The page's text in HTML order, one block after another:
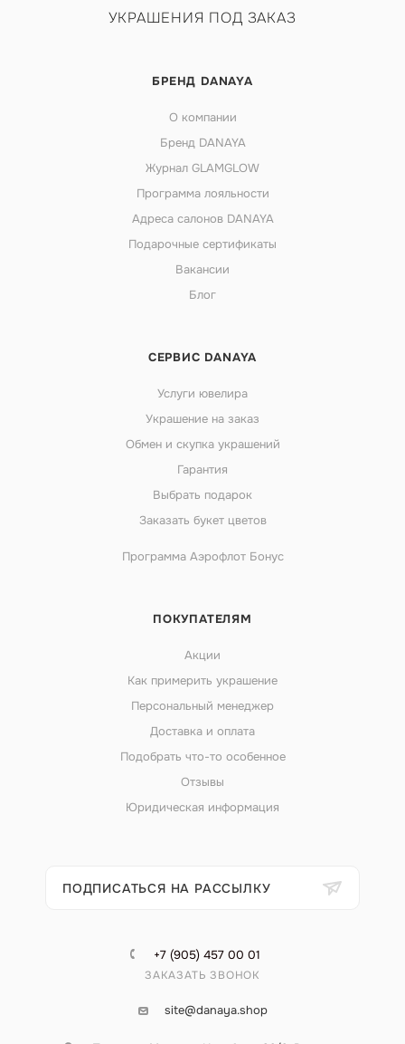
УКРАШЕНИЯ ПОД ЗАКАЗ
БРЕНД DANAYA
О компании
Бренд DANAYA
Журнал GLAMGLOW
Программа лояльности
Адреса салонов DANAYA
Подарочные сертификаты
Вакансии
Блог
СЕРВИС DANAYA
Услуги ювелира
Украшение на заказ
Обмен и скупка украшений
Гарантия
Выбрать подарок
Заказать букет цветов
Программа Аэрофлот Бонус
ПОКУПАТЕЛЯМ
Акции
Как примерить украшение
Персональный менеджер
Доставка и оплата
Подобрать что-то особенное
Отзывы
Юридическая информация
ПОДПИСАТЬСЯ НА РАССЫЛКУ
+7 (905) 457 00 01
ЗАКАЗАТЬ ЗВОНОК
site@danaya.shop